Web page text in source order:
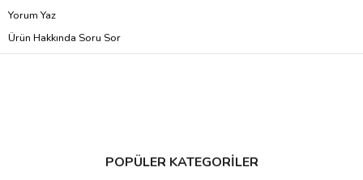
Yorum Yaz
Ürün Hakkında Soru Sor
POPÜLER KATEGORİLER